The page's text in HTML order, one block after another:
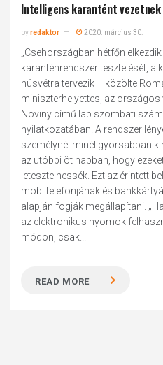
Intelligens karantént vezetnek
byredaktor 2020. március 30.
„Csehországban hétfőn
karanténrendszer tesztelését,
húsvétra tervezik – közölte
miniszterhelyettes, az
Noviny című lap szombati
nyilatkozatában. A rendszer
személynél minél gyorsabban
az utóbbi öt napban, hogy
letesztelhessék. Ezt az érintett
mobiltelefonjának és
alapján fogják megállapítani.
az elektronikus nyomok
módon, csak...
READ MORE